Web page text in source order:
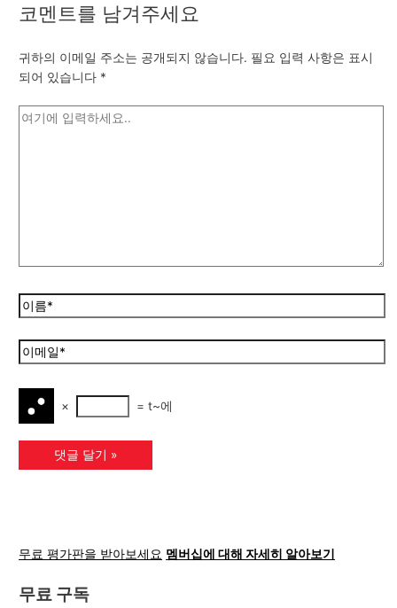
코멘트를 남겨주세요
귀하의 이메일 주소는 공개되지 않습니다. 필요 입력 사항은 표시
되어 있습니다 *
× = t~에
무료 평가판을 받아보세요 멤버십에 대해 자세히 알아보기
무료 구독